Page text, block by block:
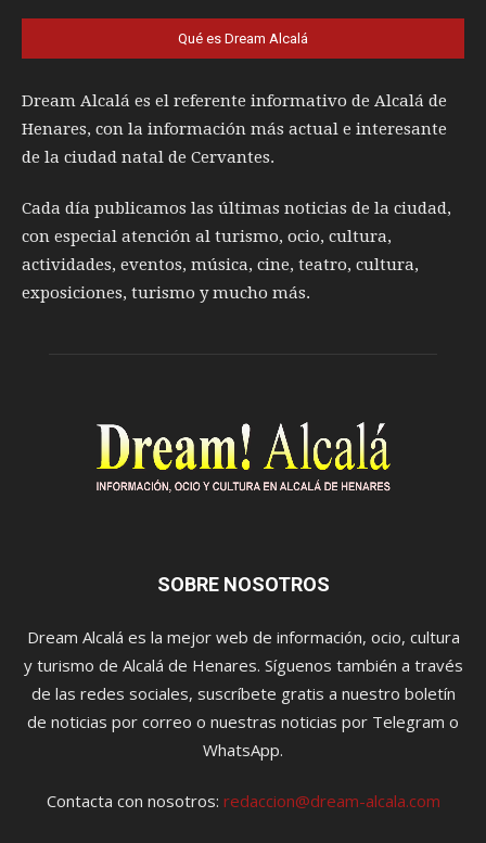
Qué es Dream Alcalá
Dream Alcalá es el referente informativo de Alcalá de
Henares, con la información más actual e interesante
de la ciudad natal de Cervantes.
Cada día publicamos las últimas noticias de la ciudad,
con especial atención al turismo, ocio, cultura,
actividades, eventos, música, cine, teatro, cultura,
exposiciones, turismo y mucho más.
SOBRE NOSOTROS
Dream Alcalá es la mejor web de información, ocio, cultura
y turismo de Alcalá de Henares. Síguenos también a través
de las redes sociales, suscríbete gratis a nuestro boletín
de noticias por correo o nuestras noticias por Telegram o
WhatsApp.
Contacta con nosotros: redaccion@dream-alcala.com